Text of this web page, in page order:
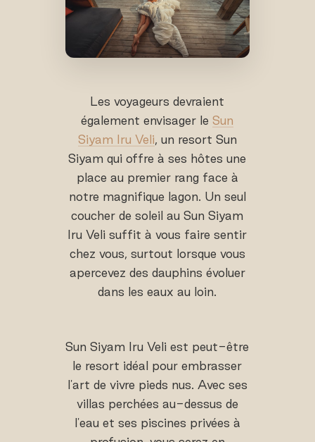
Les voyageurs devraient
également envisager leSun
Siyam Iru Veli , un resort Sun
Siyam qui offre à ses hôtes une
place au premier rang face à
notre magnifique lagon. Un seul
coucher de soleil au Sun Siyam
Iru Veli suffit à vous faire sentir
chez vous, surtout lorsque vous
apercevez des dauphins évoluer
dans les eaux au loin.
Sun Siyam Iru Veli est peut-être
le resort idéal pour embrasser
l'art de vivre pieds nus. Avec ses
villas perchées au-dessus de
l'eau et ses piscines privées à